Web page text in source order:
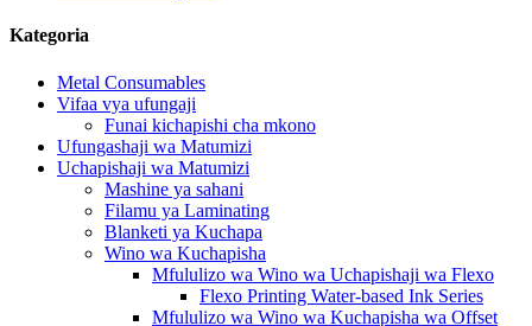
Kategoria
Metal Consumables
Vifaa vya ufungaji
Funai kichapishi cha mkono
Ufungashaji wa Matumizi
Uchapishaji wa Matumizi
Mashine ya sahani
Filamu ya Laminating
Blanketi ya Kuchapa
Wino wa Kuchapisha
Mfululizo wa Wino wa Uchapishaji wa Flexo
Flexo Printing Water-based Ink Series
Mfululizo wa Wino wa Kuchapisha wa Offset